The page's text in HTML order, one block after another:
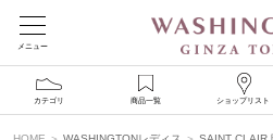
メニュー
カテゴリ 商品一覧 ショップリスト